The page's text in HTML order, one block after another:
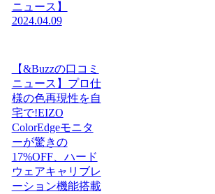
ニュース】
2024.04.09
【&Buzzの口コミ
ニュース】プロ仕
様の色再現性を自
宅で!EIZO
ColorEdgeモニタ
ーが驚きの
17%OFF、ハード
ウェアキャリブレ
ーション機能搭載